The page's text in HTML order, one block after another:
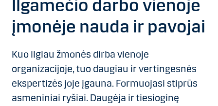
Ilgamečio darbo vienoje
įmonėje nauda ir pavojai
Kuo ilgiau žmonės dirba vienoje
organizacijoje, tuo daugiau ir vertingesnės
ekspertizės joje įgauna. Formuojasi stiprūs
asmeniniai ryšiai. Daugėja ir tiesioginę